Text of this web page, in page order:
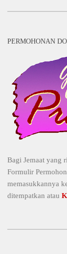
PERMOHONAN
Bagi Jemaat yang
Formulir
memasukkannya
ditempatkan atau